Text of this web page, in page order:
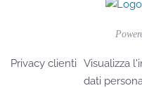
Privacy clienti Visualizza
dati